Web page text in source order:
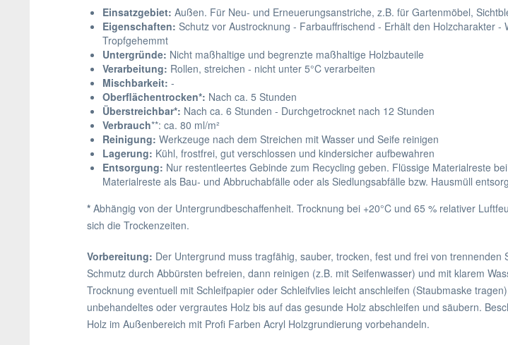
Einsatzgebiet: Außen. Für Neu- und Erneuerungsanstriche, z.B. für Gartenmöbel,
Eigenschaften: Schutz vor Austrocknung - Farbauffrischend - Erhält den Holzcharakter
Tropfgehemmt
Untergründe: Nicht maßhaltige und begrenzte maßhaltige Holzbauteile
Verarbeitung: Rollen, streichen - nicht unter 5°C verarbeiten
Mischbarkeit: -
Oberflächentrocken*: Nach ca. 5 Stunden
Überstreichbar*: Nach ca. 6 Stunden - Durchgetrocknet nach 12 Stunden
Verbrauch**: ca. 80 ml/m²
Reinigung: Werkzeuge nach dem Streichen mit Wasser und Seife reinigen
Lagerung: Kühl, frostfrei, gut verschlossen und kindersicher aufbewahren
Entsorgung: Nur restentleertes Gebinde zum Recycling geben. Flüssige Materialreste
Materialreste als Bau- und Abbruchabfälle oder als Siedlungsabfälle bzw. Hausmüll
* Abhängig von der Untergrundbeschaffenheit. Trocknung bei +20°C und 65 % relativer
sich die Trockenzeiten.
Vorbereitung: Der Untergrund muss tragfähig, sauber, trocken, fest und frei von
Schmutz durch Abbürsten befreien, dann reinigen (z.B. mit Seifenwasser) und mit klarem
Trocknung eventuell mit Schleifpapier oder Schleifvlies leicht anschleifen (Staubmaske
unbehandeltes oder vergrautes Holz bis auf das gesunde Holz abschleifen und säubern.
Holz im Außenbereich mit Profi Farben Acryl Holzgrundierung vorbehandeln.